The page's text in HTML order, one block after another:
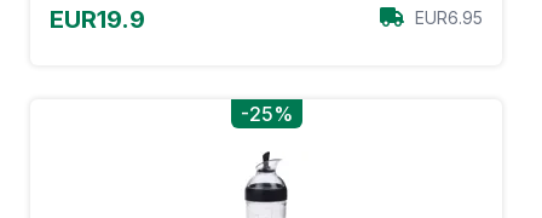
EUR19.9 EUR6.95
-25%